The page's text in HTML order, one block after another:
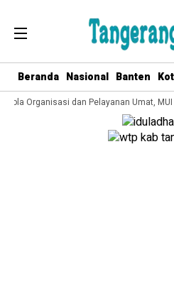
Beranda Nasional Banten
Organisasi dan Pelayanan Umat, MUI